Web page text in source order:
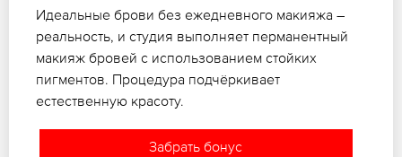
Идеальные брови без ежедневного макияжа –
реальность, и студия выполняет перманентный
макияж бровей с использованием стойких
пигментов. Процедура подчёркивает
естественную красоту.
Забрать бонус